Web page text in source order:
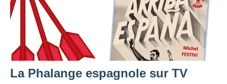
La Phalange espagnole sur TV